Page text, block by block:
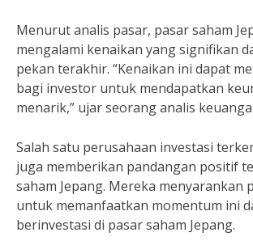
Menurut analis pasar, pasar saham
mengalami kenaikan yang signifikan
pekan terakhir. “Kenaikan ini dapat
bagi investor untuk mendapatkan
menarik,” ujar seorang analis
Salah satu perusahaan investasi
juga memberikan pandangan positif
saham Jepang. Mereka menyarankan
untuk memanfaatkan momentum ini
berinvestasi di pasar saham Jepang.